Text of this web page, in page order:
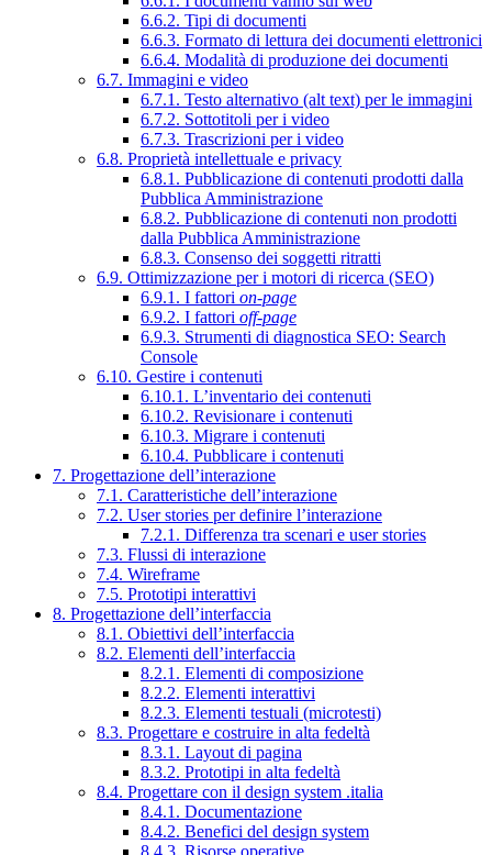
6.6.2. Tipi di documenti
6.6.3. Formato di lettura dei documenti elettronici
6.6.4. Modalità di produzione dei documenti
6.7. Immagini e video
6.7.1. Testo alternativo (alt text) per le immagini
6.7.2. Sottotitoli per i video
6.7.3. Trascrizioni per i video
6.8. Proprietà intellettuale e privacy
6.8.1. Pubblicazione di contenuti prodotti dalla
Pubblica Amministrazione
6.8.2. Pubblicazione di contenuti non prodotti
dalla Pubblica Amministrazione
6.8.3. Consenso dei soggetti ritratti
6.9. Ottimizzazione per i motori di ricerca (SEO)
6.9.1. I fattori on-page
6.9.2. I fattori off-page
6.9.3. Strumenti di diagnostica SEO: Search
Console
6.10. Gestire i contenuti
6.10.1. L’inventario dei contenuti
6.10.2. Revisionare i contenuti
6.10.3. Migrare i contenuti
6.10.4. Pubblicare i contenuti
7. Progettazione dell’interazione
7.1. Caratteristiche dell’interazione
7.2. User stories per definire l’interazione
7.2.1. Differenza tra scenari e user stories
7.3. Flussi di interazione
7.4. Wireframe
7.5. Prototipi interattivi
8. Progettazione dell’interfaccia
8.1. Obiettivi dell’interfaccia
8.2. Elementi dell’interfaccia
8.2.1. Elementi di composizione
8.2.2. Elementi interattivi
8.2.3. Elementi testuali (microtesti)
8.3. Progettare e costruire in alta fedeltà
8.3.1. Layout di pagina
8.3.2. Prototipi in alta fedeltà
8.4. Progettare con il design system .italia
8.4.1. Documentazione
8.4.2. Benefici del design system
8.4.3. Risorse operative